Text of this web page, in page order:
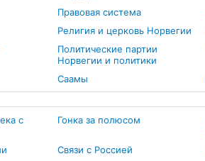
Правовая система
Религия и церковь Норвегии
Политические партии
Норвегии и политики
Cаамы
с
Гонка за полюсом
Связи с Россией